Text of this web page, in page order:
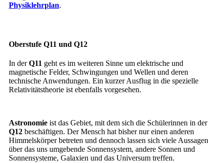
Physiklehrplan.
Oberstufe Q11 und Q12
In derQ11 geht es im weiteren Sinne um elektrische und
magnetische Felder, Schwingungen und Wellen und deren
technische Anwendungen. Ein kurzer Ausflug in die spezielle
Relativitätstheorie ist ebenfalls vorgesehen.
Astronomie ist das Gebiet, mit dem sich die Schülerinnen in der
Q12 beschäftigen. Der Mensch hat bisher nur einen anderen
Himmelskörper betreten und dennoch lassen sich viele Aussagen
über das uns umgebende Sonnensystem, andere Sonnen und
Sonnensysteme, Galaxien und das Universum treffen.